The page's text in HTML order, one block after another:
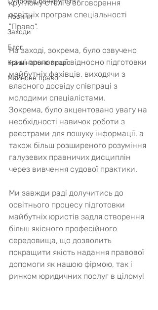
Новини
Заходи
Блог
Кримінальне право
Майнове право
круглому столі з обговорення
освітніх програм спеціальності
"Право".
На заході, зокрема, було озвучено
наші пропозиції відносно підготовки
майбутніх фахівців, виходячи з
власного досвіду співпраці з
молодими спеціалістами.
Зокрема, було акцентовано увагу на
необхідності навичок роботи з
реєстрами для пошуку інформації, а
також більш розширеного розуміння
галузевих правничих дисциплін
через вивчення судової практики.
Ми завжди раді долучитись до
освітнього процесу підготовки
майбутніх юристів задля створення
більш якісного професійного
середовища, що дозволить
покращити якість надання правової
допомоги як нашою фірмою, так і
ринком юридичних послуг в цілому!